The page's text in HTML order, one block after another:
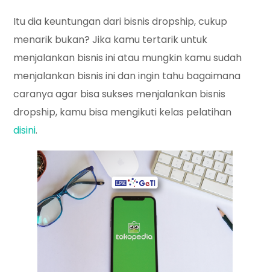
Itu dia keuntungan dari bisnis dropship, cukup
menarik bukan? Jika kamu tertarik untuk
menjalankan bisnis ini atau mungkin kamu sudah
menjalankan bisnis ini dan ingin tahu bagaimana
caranya agar bisa sukses menjalankan bisnis
dropship, kamu bisa mengikuti kelas pelatihan
disini.